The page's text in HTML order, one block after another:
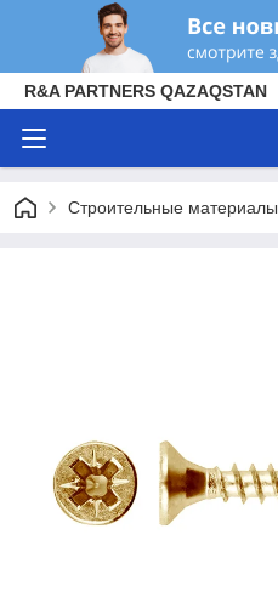
R&A PARTNERS QAZAQSTAN
Строительные материалы